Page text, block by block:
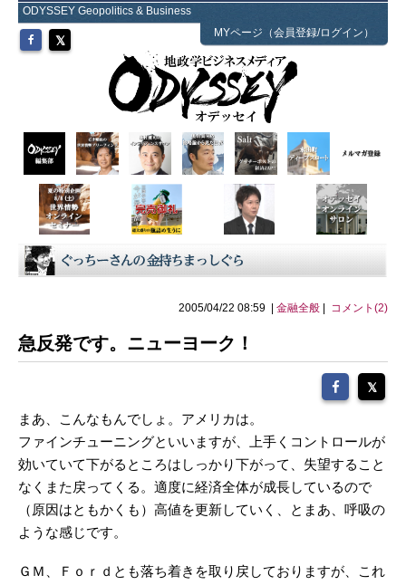
ODYSSEY Geopolitics & Business
MYページ（会員登録/ログイン）
2005/04/22 08:59 | 金融全般 コメント(2)
急反発です。ニューヨーク！
まあ、こんなもんでしょ。アメリカは。
ファインチューニングといいますが、上手くコントロールが
効いていて下がるところはしっかり下がって、失望すること
なくまた戻ってくる。適度に経済全体が成長しているので
（原因はともかくも）高値を更新していく、とまあ、呼吸の
ような感じです。
ＧＭ、Ｆｏｒｄとも落ち着きを取り戻しておりますが、これ